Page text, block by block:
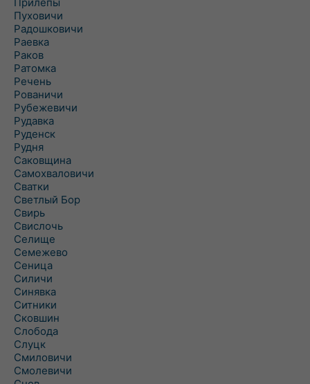
Пуховичи
Радошковичи
Раевка
Раков
Ратомка
Речень
Рованичи
Рубежевичи
Рудавка
Руденск
Рудня
Саковщина
Самохваловичи
Сватки
Светлый Бор
Свирь
Свислочь
Селище
Семежево
Сеница
Силичи
Синявка
Ситники
Сковшин
Слобода
Слуцк
Смиловичи
Смолевичи